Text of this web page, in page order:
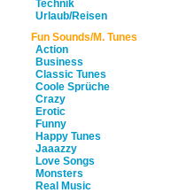
Technik
Urlaub/Reisen
Fun Sounds/M. Tunes
Action
Business
Classic Tunes
Coole Sprüche
Crazy
Erotic
Funny
Happy Tunes
Jaaazzy
Love Songs
Monsters
Real Music